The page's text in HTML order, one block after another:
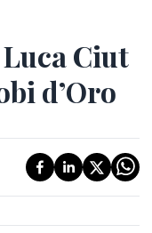
Luca Ciut
d’Oro